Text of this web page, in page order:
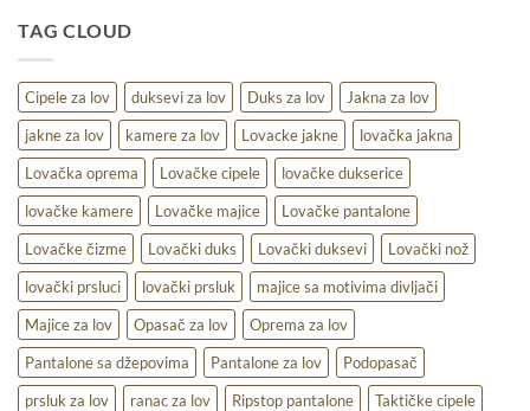
na
terenu
TAG CLOUD
Cipele za lov duksevi za lov Duks za lov
Jakna za lov
jakne za lov
kamere za lov Lovacke jakne
lovačka jakna
Lovačka oprema
Lovačke cipele
lovačke dukserice
lovačke kamere
Lovačke majice
Lovačke pantalone
Lovačke čizme
Lovački duks Lovački duksevi
Lovački nož
lovački prsluci
lovački prsluk
majice sa motivima divljači
Majice za lov
Opasač za lov
Oprema za lov
Pantalone sa džepovima
Pantalone za lov
Podopasač
prsluk za lov
ranac za lov Ripstop pantalone
Taktičke cipele